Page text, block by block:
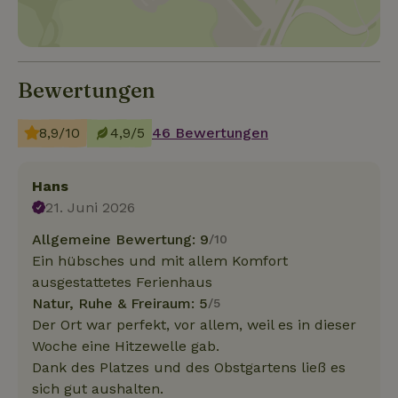
Bewertungen
8,9/10 4,9/5 46 Bewertungen
Hans
21. Juni 2026
Allgemeine Bewertung: 9/10
Ein hübsches und mit allem Komfort
ausgestattetes Ferienhaus
Natur, Ruhe & Freiraum: 5/5
Der Ort war perfekt, vor allem, weil es in dieser
Woche eine Hitzewelle gab.
Dank des Platzes und des Obstgartens ließ es
sich gut aushalten.